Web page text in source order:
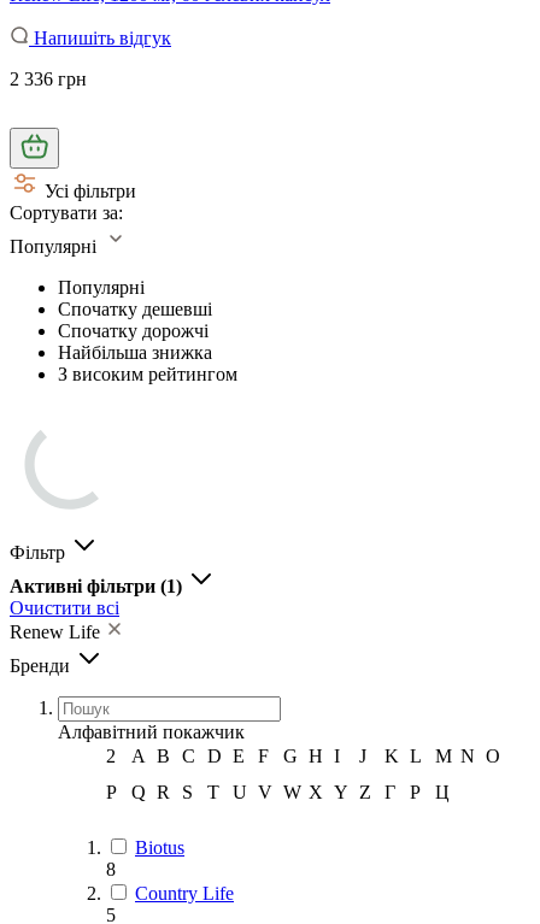
Напишіть відгук
2 336 грн
Усі фільтри
Сортувати за:
Популярні
Популярні
Спочатку дешевші
Спочатку дорожчі
Найбільша знижка
З високим рейтингом
Фільтр
Активні фільтри (1)
Очистити всі
Renew Life
Бренди
Алфавітний покажчик
2
A B C D E F G H I J K L M N O
P
Q R S T U V W X Y Z Г Р Ц
Biotus
8
Country Life
5